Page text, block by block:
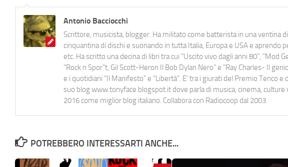
Antonio Bacciocchi
Scrittore, musicista, blogger. Ha militato come batterista in una ventina
cinquantina di dischi e suonando in tutta Italia, Europa e USA e aprendo
etc. Ha scritto una decina di libri tra cui "Uscito vivo dagli anni 80", "Mod
"Rock n Spor"t, Gil Scott-Heron Il Bob Dylan Nero" e "Ray Charles- Il
e i quotidiani “Il Manifesto” e “Libertà”. E' tra i giurati del Premio Tenco
suo blog www.tonyface.blogspot.it dove parla di musica, cinema,
2016 come miglior blog italiano. Collabora con Radiocoop dal 2003.
POTREBBERO INTERESSARTI ANCHE...